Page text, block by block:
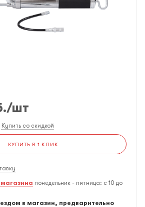
/шт
Купить со скидкой
КУПИТЬ В 1 КЛИК
понедельник - пятница: с 10 до
в магазин, предварительно